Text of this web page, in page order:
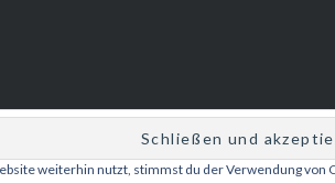
weiterhin nutzt, stimmst du der Verwendung von